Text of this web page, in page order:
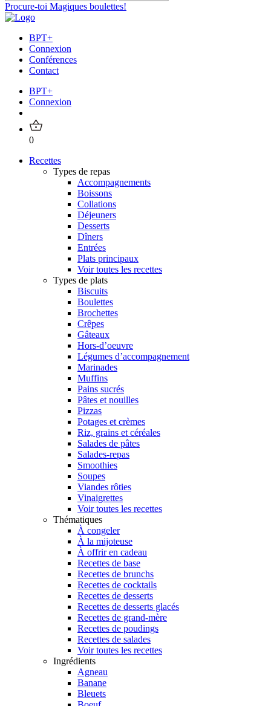
Procure-toi Magiques boulettes!
BPT+
Connexion
Conférences
Contact
BPT+
Connexion
0
Recettes
Types de repas
Accompagnements
Boissons
Collations
Déjeuners
Desserts
Dîners
Entrées
Plats principaux
Voir toutes les recettes
Types de plats
Biscuits
Boulettes
Brochettes
Crêpes
Gâteaux
Hors-d’oeuvre
Légumes d’accompagnement
Marinades
Muffins
Pains sucrés
Pâtes et nouilles
Pizzas
Potages et crèmes
Riz, grains et céréales
Salades de pâtes
Salades-repas
Smoothies
Soupes
Viandes rôties
Vinaigrettes
Voir toutes les recettes
Thématiques
À congeler
À la mijoteuse
À offrir en cadeau
Recettes de base
Recettes de brunchs
Recettes de cocktails
Recettes de desserts
Recettes de desserts glacés
Recettes de grand-mère
Recettes de poudings
Recettes de salades
Voir toutes les recettes
Ingrédients
Agneau
Banane
Bleuets